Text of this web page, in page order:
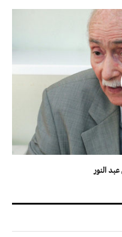
النور